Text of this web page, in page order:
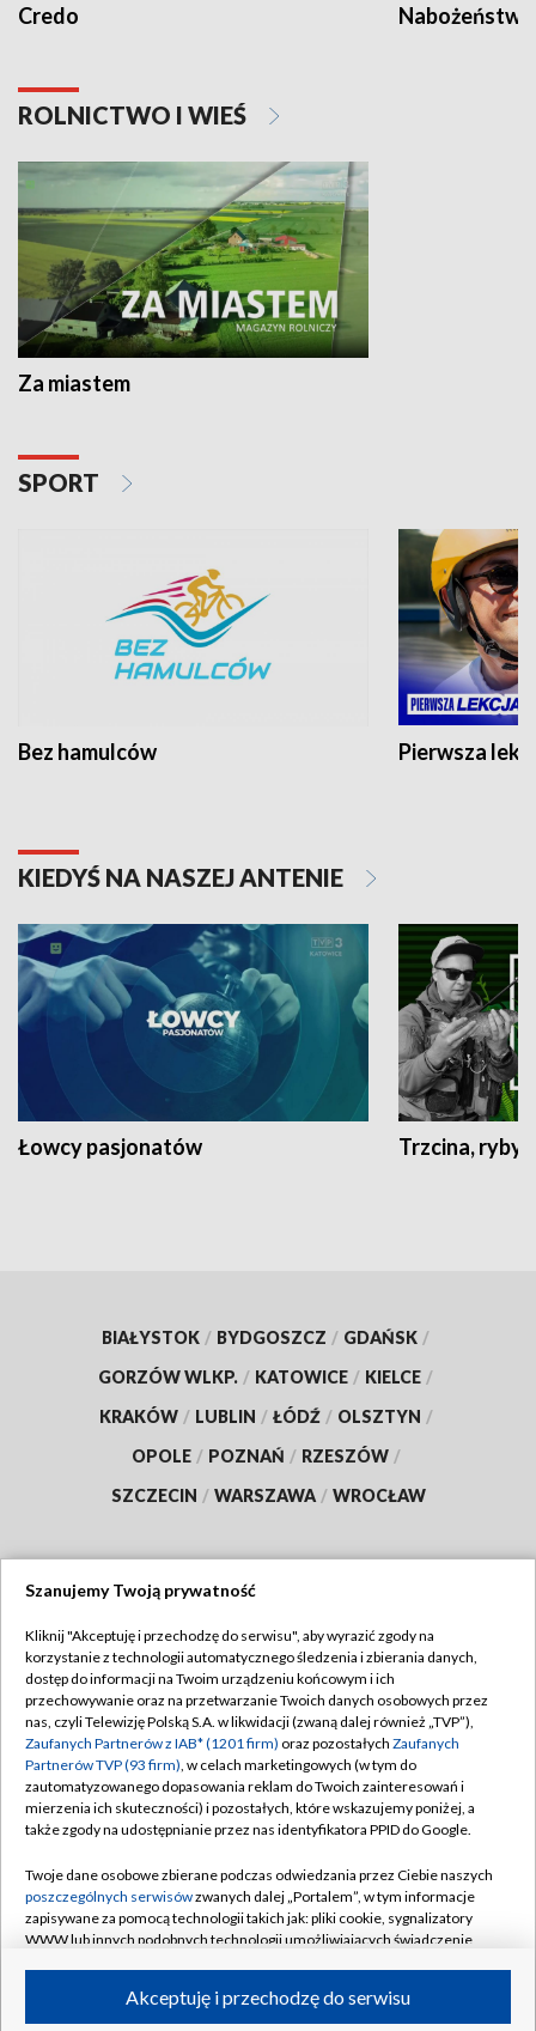
Credo
ROLNICTWO I WIEŚ
Za miastem
SPORT
Bez hamulców Pierwsza
KIEDYŚ NA NASZEJ ANTENIE
Łowcy pasjonatów Trzcina, ryby
BIAŁYSTOK / BYDGOSZCZ / GDAŃSK /
GORZÓW WLKP. / KATOWICE / KIELCE /
KRAKÓW / LUBLIN / ŁÓDŹ / OLSZTYN /
OPOLE / POZNAŃ / RZESZÓW /
SZCZECIN / WARSZAWA / WROCŁAW
TVP
Abonament TVP
Emisja w TVP
Centrum informacji TVP
Naziemna Telewizja Cyfrowa
Rada Programowa
System NOS
Informacje o nadawcy
Program dla prasy
Regulamin TVP
Polityka prywatności
Moje zgody
Pomoc
Kontakt
Kanały
Szanujemy Twoją prywatność
Kliknij "Akceptuję i przechodzę do serwisu", aby wyrazić zgody na
korzystanie z technologii automatycznego śledzenia i zbierania danych,
dostęp do informacji na Twoim urządzeniu końcowym i ich
przechowywanie oraz na przetwarzanie Twoich danych osobowych przez
nas, czyli Telewizję Polską S.A. w likwidacji (zwaną dalej również „TVP”),
Zaufanych Partnerów z IAB* (1201 firm) oraz pozostałych Zaufanych
Partnerów TVP (93 firm), w celach marketingowych (w tym do
zautomatyzowanego dopasowania reklam do Twoich zainteresowań i
mierzenia ich skuteczności) i pozostałych, które wskazujemy poniżej, a
także zgody na udostępnianie przez nas identyfikatora PPID do Google.
Twoje dane osobowe zbierane podczas odwiedzania przez Ciebie naszych
poszczególnych serwisówzwanych dalej „Portalem”, w tym informacje
zapisywane za pomocą technologii takich jak: pliki cookie, sygnalizatory
WWW lub innych podobnych technologii umożliwiających świadczenie
ruchu w Internecie.Akceptuję i przechodzę do serwisu